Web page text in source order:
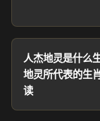
人杰地灵是什么
地灵所代表的生
读